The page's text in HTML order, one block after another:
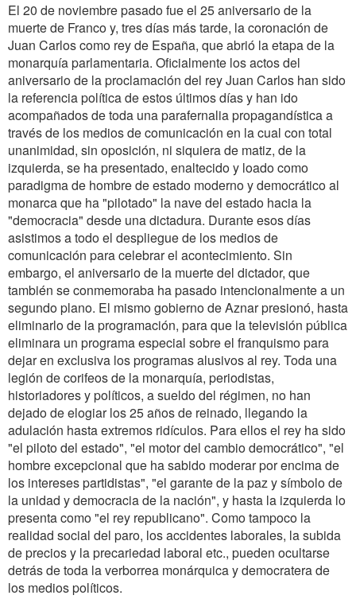
El 20 de noviembre pasado fue el 25 aniversario de la
muerte de Franco y, tres días más tarde, la coronación de
Juan Carlos como rey de España, que abrió la etapa de la
monarquía parlamentaria. Oficialmente los actos del
aniversario de la proclamación del rey Juan Carlos han sido
la referencia política de estos últimos días y han ido
acompañados de toda una parafernalia propagandística a
través de los medios de comunicación en la cual con total
unanimidad, sin oposición, ni siquiera de matiz, de la
izquierda, se ha presentado, enaltecido y loado como
paradigma de hombre de estado moderno y democrático al
monarca que ha "pilotado" la nave del estado hacia la
"democracia" desde una dictadura. Durante esos días
asistimos a todo el despliegue de los medios de
comunicación para celebrar el acontecimiento. Sin
embargo, el aniversario de la muerte del dictador, que
también se conmemoraba ha pasado intencionalmente a un
segundo plano. El mismo gobierno de Aznar presionó, hasta
eliminarlo de la programación, para que la televisión pública
eliminara un programa especial sobre el franquismo para
dejar en exclusiva los programas alusivos al rey. Toda una
legión de corifeos de la monarquía, periodistas,
historiadores y políticos, a sueldo del régimen, no han
dejado de elogiar los 25 años de reinado, llegando la
adulación hasta extremos ridículos. Para ellos el rey ha sido
"el piloto del estado", "el motor del cambio democrático", "el
hombre excepcional que ha sabido moderar por encima de
los intereses partidistas", "el garante de la paz y símbolo de
la unidad y democracia de la nación", y hasta la izquierda lo
presenta como "el rey republicano". Como tampoco la
realidad social del paro, los accidentes laborales, la subida
de precios y la precariedad laboral etc., pueden ocultarse
detrás de toda la verborrea monárquica y democratera de
los medios políticos.